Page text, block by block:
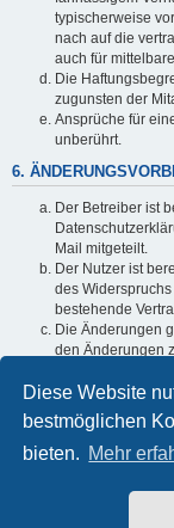
Diese Website
bestmöglichen
bieten. Mehr
typischerweise
nach auf die
auch für
Die
zugunsten der
Ansprüche für
unberührt.
6.
Der Betreiber ist
Mail mitgeteilt.
Der Nutzer ist
des
bestehende
Die Änderungen
den Änderungen
Informationen über
sind in der
Powered